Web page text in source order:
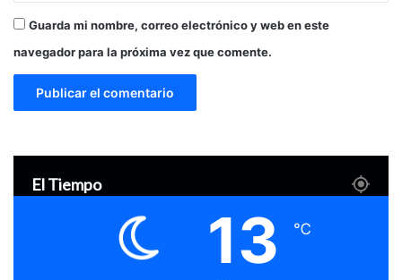
Guarda mi nombre, correo electrónico y web en este
navegador para la próxima vez que comente.
El Tiempo
13 ℃